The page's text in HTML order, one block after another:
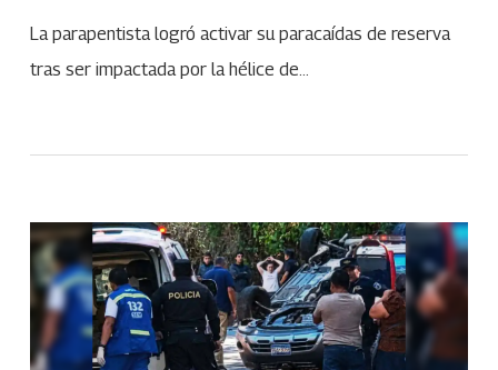
La parapentista logró activar su paracaídas de reserva
tras ser impactada por la hélice de…